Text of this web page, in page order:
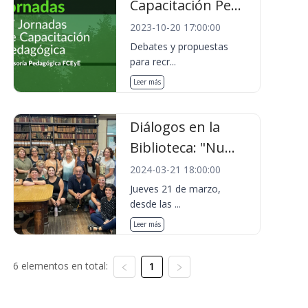
Capacitación Pe...
2023-10-20 17:00:00
Debates y propuestas
para recr...
Leer más
Diálogos en la
Biblioteca: "Nu...
2024-03-21 18:00:00
Jueves 21 de marzo,
desde las ...
Leer más
6 elementos en total: 1